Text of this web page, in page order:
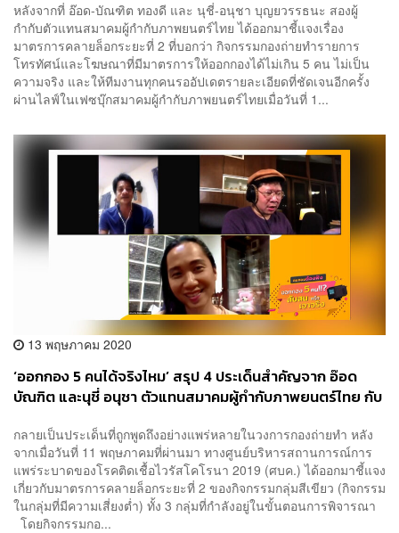
หลังจากที่ อ๊อด-บัณฑิต ทองดี และ นุชี่-อนุชา บุญยวรรธนะ สองผู้
กำกับตัวแทนสมาคมผู้กำกับภาพยนตร์ไทย ได้ออกมาชี้แจงเรื่อง
มาตรการคลายล็อกระยะที่ 2 ที่บอกว่า กิจกรรมกองถ่ายทำรายการ
โทรทัศน์และโฆษณาที่มีมาตรการให้ออกกองได้ไม่เกิน 5 คน ไม่เป็น
ความจริง และให้ทีมงานทุกคนรออัปเดตรายละเอียดที่ชัดเจนอีกครั้ง
ผ่านไลฟ์ในเฟซบุ๊กสมาคมผู้กำกับภาพยนตร์ไทยเมื่อวันที่ 1...
13 พฤษภาคม 2020
‘ออกกอง 5 คนได้จริงไหม’ สรุป 4 ประเด็นสำคัญจาก อ๊อด
บัณฑิต และนุชี่ อนุชา ตัวแทนสมาคมผู้กำกับภาพยนตร์ไทย กับ
กลายเป็นประเด็นที่ถูกพูดถึงอย่างแพร่หลายในวงการกองถ่ายทำ หลัง
จากเมื่อวันที่ 11 พฤษภาคมที่ผ่านมา ทางศูนย์บริหารสถานการณ์การ
แพร่ระบาดของโรคติดเชื้อไวรัสโคโรนา 2019 (ศบค.) ได้ออกมาชี้แจง
เกี่ยวกับมาตรการคลายล็อกระยะที่ 2 ของกิจกรรมกลุ่มสีเขียว (กิจกรรม
ในกลุ่มที่มีความเสี่ยงต่ำ) ทั้ง 3 กลุ่มที่กำลังอยู่ในขั้นตอนการพิจารณา
โดยกิจกรรมกอ...